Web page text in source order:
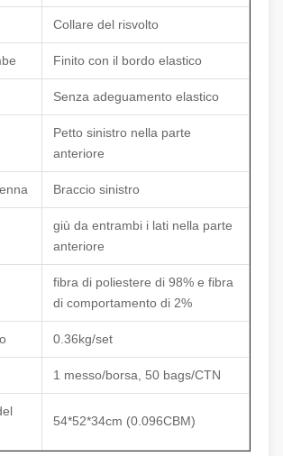
Collare del risvolto
Finito con il bordo elastico
Senza adeguamento elastico
Petto sinistro nella parte
anteriore
Braccio sinistro
giù da entrambi i lati nella parte
anteriore
fibra di poliestere di 98% e fibra
di comportamento di 2%
0.36kg/set
1 messo/borsa, 50 bags/CTN
54*52*34cm (0.096CBM)